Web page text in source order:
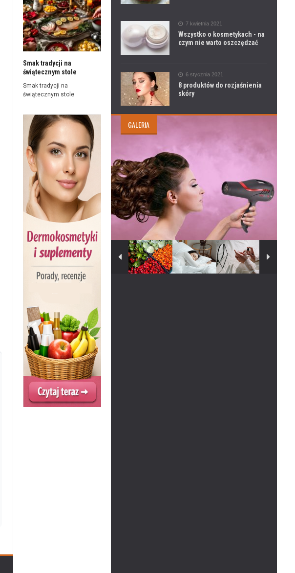
Smak tradycji na
świątecznym stole
Smak tradycji na
świątecznym stole
7 kwietnia 2021
Wszystko o kosmetykach - na
czym nie warto oszczędzać
6 stycznia 2021
8 produktów do rozjaśnienia
skóry
GALERIA